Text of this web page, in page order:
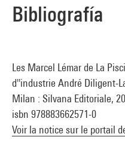
Bibliografía
Les Marcel Lémar de La
d''industrie André Diligent-
Milan : Silvana Editoriale,
isbn 978883662571-0
Voir la notice sur le portail